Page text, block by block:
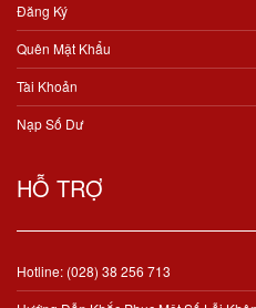
Đăng Ký
Quên Mật Khẩu
Tài Khoản
Nạp Số Dư
HỖ TRỢ
Hotline: (028) 38 256 713